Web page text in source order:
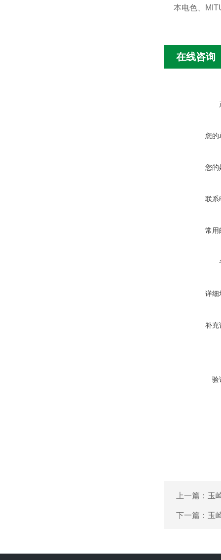
本电色、
在线咨询
您的
您的
联系
常用
详细
补充
验
上一篇： 玉
下一篇： 玉